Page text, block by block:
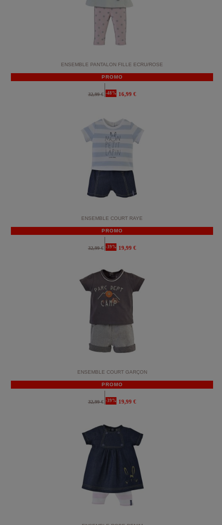
ENSEMBLE PANTALON FILLE ECRU/ROSE
PROMO
32,99 € -48% 16,99 €
ENSEMBLE COURT RAYE
PROMO
32,99 € -39% 19,99 €
ENSEMBLE COURT GARÇON
PROMO
32,99 € -39% 19,99 €